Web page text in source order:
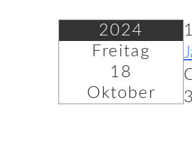
2024
Freitag
18
Oktober